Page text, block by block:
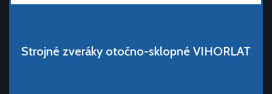
Strojné zveráky otočno-sklopné VIHORLAT